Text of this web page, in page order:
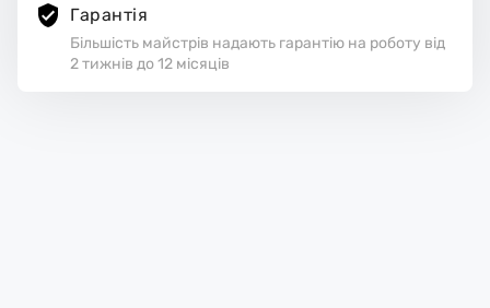
Гарантія
Більшість майстрів надають гарантію на роботу від
2 тижнів до 12 місяців